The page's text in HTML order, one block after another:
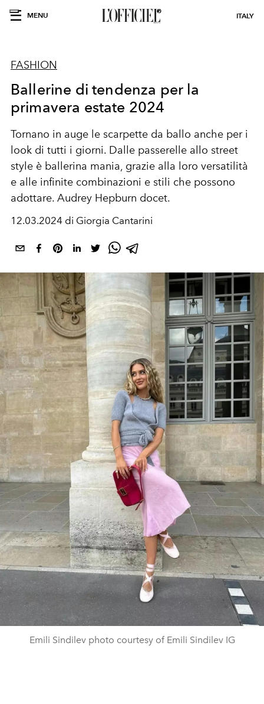
MENU ITALY
FASHION
Ballerine di tendenza per la
primavera estate 2024
Tornano in auge le scarpette da ballo anche per i
look di tutti i giorni. Dalle passerelle allo street
style è ballerina mania, grazie alla loro versatilità
e alle infinite combinazioni e stili che possono
adottare. Audrey Hepburn docet.
12.03.2024 di Giorgia Cantarini
Emili Sindilev photo courtesy of Emili Sindilev IG